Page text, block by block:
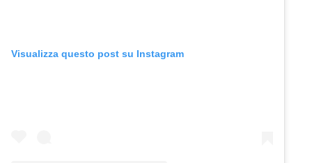
Visualizza questo post su Instagram